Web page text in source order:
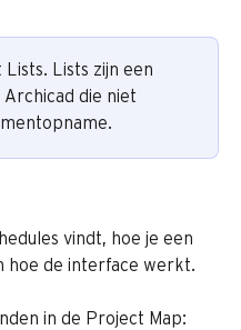
Lists zijn een
die niet
vindt, hoe je een
hoe de interface werkt.
in de Project Map: